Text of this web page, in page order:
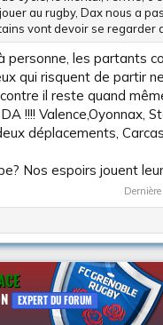
au rugby, Dax nous a
vont devoir se regarder
personne, les partants
qui risquent de partir
il reste quand
!!!! Valence,Oyonnax,
déplacements,
Nos espoirs jouent
EXPERT DU FORUM